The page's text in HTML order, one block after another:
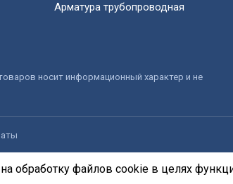
Арматура трубопроводная
носит информационный характер и не
обработку файлов cookie в целях